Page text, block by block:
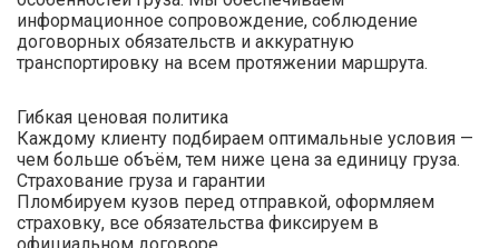
информационное сопровождение, соблюдение
договорных обязательств и аккуратную
транспортировку на всем протяжении маршрута.
Гибкая ценовая политика
Каждому клиенту подбираем оптимальные условия —
чем больше объём, тем ниже цена за единицу груза.
Страхование груза и гарантии
Пломбируем кузов перед отправкой, оформляем
страховку, все обязательства фиксируем в
официальном договоре.